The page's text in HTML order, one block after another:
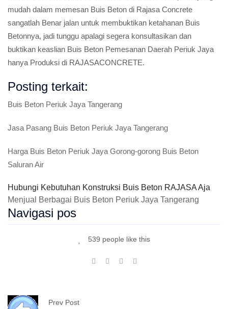
mudah dalam memesan Buis Beton di Rajasa Concrete
sangatlah Benar jalan untuk membuktikan ketahanan Buis
Betonnya, jadi tunggu apalagi segera konsultasikan dan
buktikan keaslian Buis Beton Pemesanan Daerah Periuk Jaya
hanya Produksi di RAJASACONCRETE.
Posting terkait:
Buis Beton Periuk Jaya Tangerang
Jasa Pasang Buis Beton Periuk Jaya Tangerang
Harga Buis Beton Periuk Jaya Gorong-gorong Buis Beton
Saluran Air
Hubungi Kebutuhan Konstruksi Buis Beton RAJASA Aja
Menjual Berbagai Buis Beton Periuk Jaya Tangerang
Navigasi pos
539 people like this
Prev Post